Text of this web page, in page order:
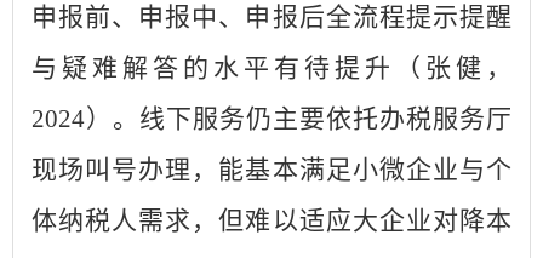
申报前、申报中、申报后全流程提示提醒
与疑难解答的水平有待提升（张健，
2024）。线下服务仍主要依托办税服务厅
现场叫号办理，能基本满足小微企业与个
体纳税人需求，但难以适应大企业对降本